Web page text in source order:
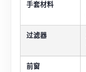
手套材料
过滤器
前窗